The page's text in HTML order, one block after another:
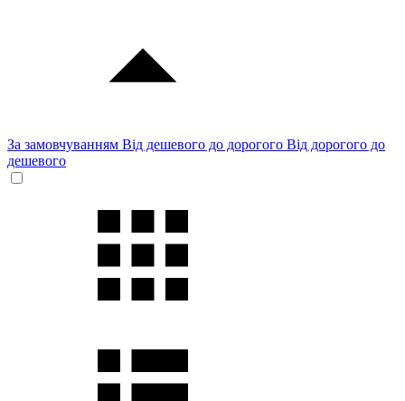
За замовчуванням Від дешевого до дорогого Від дорогого до
дешевого